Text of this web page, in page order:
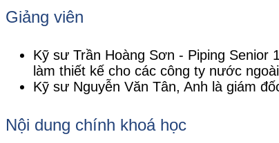
Giảng viên
Kỹ sư Trần Hoàng Sơn - Piping Senior
làm thiết kế cho các công ty nước
Kỹ sư Nguyễn Văn Tân, Anh là giám
Nội dung chính khoá học